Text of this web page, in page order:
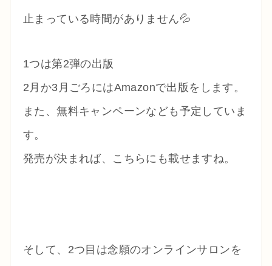
止まっている時間がありません💦
1つは第2弾の出版
2月か3月ごろにはAmazonで出版をします。
また、無料キャンペーンなども予定していま
す。
発売が決まれば、こちらにも載せますね。
そして、2つ目は念願のオンラインサロンを